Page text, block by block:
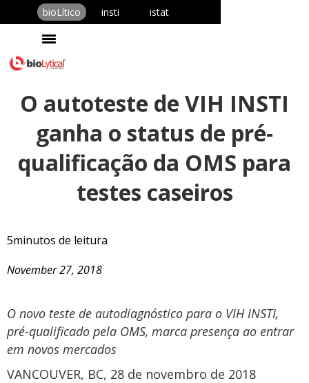
bioLítico insti istat
O autoteste de VIH INSTI
ganha o status de pré-
qualificação da OMS para
testes caseiros
5minutos de leitura
November 27, 2018
O novo teste de autodiagnóstico para o VIH INSTI,
pré-qualificado pela OMS, marca presença ao entrar
em novos mercados
VANCOUVER, BC, 28 de novembro de 2018